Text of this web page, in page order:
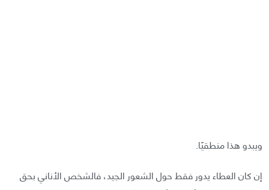
ويبدو هذا منطقيًا.
إن كان العطاء يدور فقط حول الشعور الجيد، فالشخص الأناني بحق